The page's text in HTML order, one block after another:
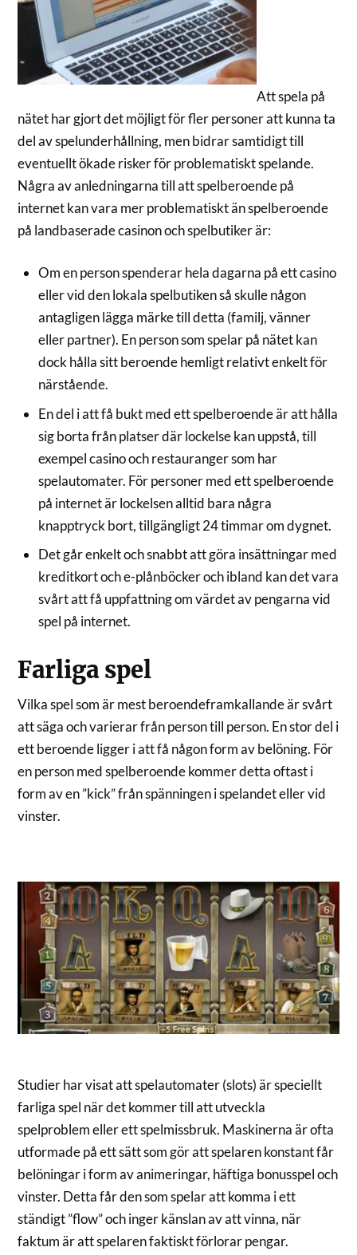
Att spela på
nätet har gjort det möjligt för fler personer att kunna ta
del av spelunderhållning, men bidrar samtidigt till
eventuellt ökade risker för problematiskt spelande.
Några av anledningarna till att spelberoende på
internet kan vara mer problematiskt än spelberoende
på landbaserade casinon och spelbutiker är:
Om en person spenderar hela dagarna på ett casino
eller vid den lokala spelbutiken så skulle någon
antagligen lägga märke till detta (familj, vänner
eller partner). En person som spelar på nätet kan
dock hålla sitt beroende hemligt relativt enkelt för
närstående.
En del i att få bukt med ett spelberoende är att hålla
sig borta från platser där lockelse kan uppstå, till
exempel casino och restauranger som har
spelautomater. För personer med ett spelberoende
på internet är lockelsen alltid bara några
knapptryck bort, tillgängligt 24 timmar om dygnet.
Det går enkelt och snabbt att göra insättningar med
kreditkort och e-plånböcker och ibland kan det vara
svårt att få uppfattning om värdet av pengarna vid
spel på internet.
Farliga spel
Vilka spel som är mest beroendeframkallande är svårt
att säga och varierar från person till person. En stor del i
ett beroende ligger i att få någon form av belöning. För
en person med spelberoende kommer detta oftast i
form av en ”kick” från spänningen i spelandet eller vid
vinster.
Studier har visat att spelautomater (slots) är speciellt
farliga spel när det kommer till att utveckla
spelproblem eller ett spelmissbruk. Maskinerna är ofta
utformade på ett sätt som gör att spelaren konstant får
belöningar i form av animeringar, häftiga bonusspel och
vinster. Detta får den som spelar att komma i ett
ständigt ”flow” och inger känslan av att vinna, när
faktum är att spelaren faktiskt förlorar pengar.